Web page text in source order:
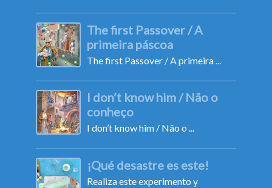
The first Passover / A
primeira páscoa
The first Passover / A primeira ...
I don’t know him / Não o
conheço
I don’t know him / Não o ...
¡Qué desastre es este!
Realiza este experimento y